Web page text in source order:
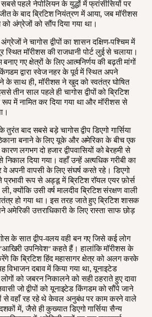
सबसे पहले नेपोलियन के युद्धों में फ्रांसीसियों पर
के बाद ब्रिटिश नियंत्रण में आया, जब मॉरीशस
अंग्रेजों को सौंप दिया गया था।
ने चागोस द्वीपों का शासन दक्षिण-पश्चिम में
स्थित मॉरीशस की राजधानी पोर्ट लुई से चलाया।
गए क्षेत्रों के लिए आत्मनिर्णय की बढ़ती मांगों
द्वारा स्वेज नहर के पूर्व में स्थित अपने
के साथ ही, मॉरीशस ने खुद को स्वतंत्र घोषित
तीन साल पहले ही चागोस द्वीपों को ब्रिटिश
रूप में नामित कर दिया गया था और मॉरीशस से
बाद सबसे बड़े चागोस द्वीप डिएगो गार्सिया
बनाने के लिए यूके और अमेरिका के बीच एक
लगभग दो हजार द्वीपवासियों को बेरहमी से
दिया गया। वहाँ उन्हें अत्यधिक गरीबी का
अपनी वापसी के लिए संघर्ष करते रहे। डिएगो
प्रभावी रूप से अड्डू में ब्रिटिश रॉयल एयर फ़ोर्स
क्योंकि उसी वर्ष मालदीव ब्रिटिश संरक्षण वाली
हो गया था। इस तरह जाते हुए ब्रिटिश शासक
अमेरिकी उत्तराधिकारी के लिए रास्ता साफ छोड़
के सात द्वीप-वलय वही बन गए जिसे कई लोग
उपनिवेश" कहते हैं। हालांकि मॉरीशस के
कि ब्रिटिश हिंद महासागर क्षेत्र को अलग करके
विभाजन दबाव में किया गया था, यूनाइटेड
को जबरन निकालने को सही ठहराते हुए दावा
जो द्वीपों को यूनाइटेड किंगडम को सौंपे जाने
से वहाँ रह रहे थे केवल अनुबंध पर काम करने वाले
में, जैसे ही कुख्यात डिएगो गार्सिया सैन्य